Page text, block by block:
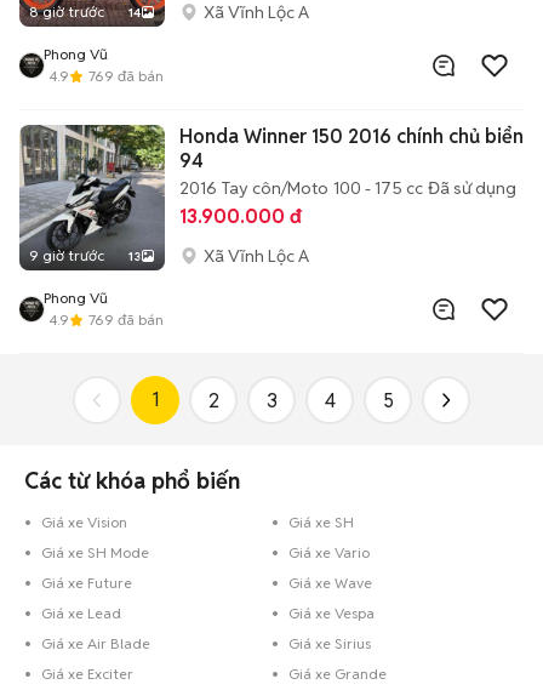
8 giờ trước 14 Xã Vĩnh Lộc A
Phong Vũ
4.9
769 đã bán
9 giờ trước 13
Honda Winner 150 2016 chính chủ biển
94
2016 Tay côn/Moto 100 - 175 cc Đã sử dụng
13.900.000 đ
Xã Vĩnh Lộc A
Phong Vũ
4.9
769 đã bán
1 2 3 4 5
Các từ khóa phổ biến
Giá xe Vision
Giá xe SH
Giá xe SH Mode
Giá xe Vario
Giá xe Future
Giá xe Wave
Giá xe Lead
Giá xe Vespa
Giá xe Air Blade
Giá xe Sirius
Giá xe Exciter
Giá xe Grande